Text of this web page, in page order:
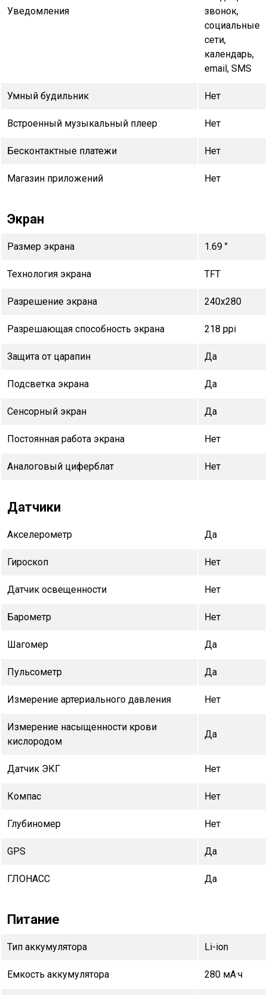
Уведомления
звонок,
социальные
сети,
календарь,
email, SMS
Умный будильник Нет
Встроенный музыкальный плеер Нет
Бесконтактные платежи Нет
Магазин приложений Нет
Экран
Размер экрана 1.69 "
Технология экрана TFT
Разрешение экрана 240x280
Разрешающая способность экрана 218 ppi
Защита от царапин Да
Подсветка экрана Да
Сенсорный экран Да
Постоянная работа экрана Нет
Аналоговый циферблат Нет
Датчики
Акселерометр Да
Гироскоп Нет
Датчик освещенности Нет
Барометр Нет
Шагомер Да
Пульсометр Да
Измерение артериального давления Нет
Измерение насыщенности крови
кислородом
Да
Датчик ЭКГ Нет
Компас Нет
Глубиномер Нет
GPS Да
ГЛОНАСС Да
Питание
Тип аккумулятора Li-ion
Емкость аккумулятора 280 мА·ч